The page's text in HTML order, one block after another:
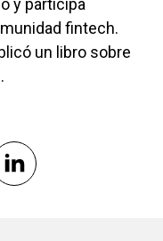
y participa
fintech.
un libro sobre